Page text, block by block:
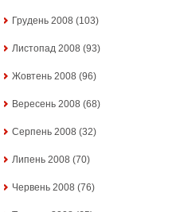
Грудень 2008 (103)
Листопад 2008 (93)
Жовтень 2008 (96)
Вересень 2008 (68)
Серпень 2008 (32)
Липень 2008 (70)
Червень 2008 (76)